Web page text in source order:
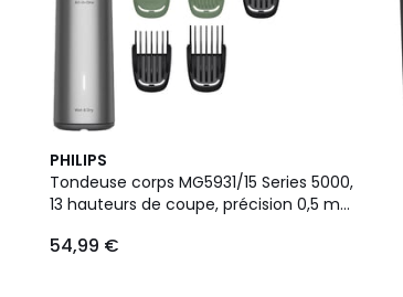
PHILIPS
Tondeuse corps MG5931/15 Series 5000,
13 hauteurs de coupe, précision 0,5 mm,
54,99 €
4
/
5